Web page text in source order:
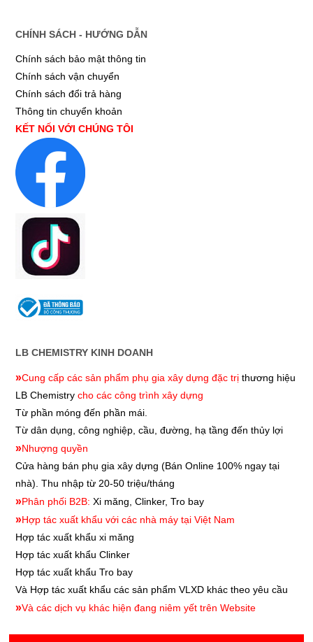
CHÍNH SÁCH - HƯỚNG DẪN
Chính sách bảo mật thông tin
Chính sách vận chuyển
Chính sách đổi trả hàng
Thông tin chuyển khoản
KẾT NỐI VỚI CHÚNG TÔI
LB CHEMISTRY KINH DOANH
»Cung cấp các sản phẩm phụ gia xây dựng đặc trị thương hiệu
LB Chemistrycho các công trình xây dựng
Từ phần móng đến phần mái.
Từ dân dụng, công nghiệp, cầu, đường, hạ tầng đến thủy lợi
»Nhượng quyền
Cửa hàng bán phụ gia xây dựng (Bán Online 100% ngay tại
nhà). Thu nhập từ 20-50 triệu/tháng
»Phân phối B2B: Xi măng, Clinker, Tro bay
»Hợp tác xuất khẩu với các nhà máy tại Việt Nam
Hợp tác xuất khẩu xi măng
Hợp tác xuất khẩu Clinker
Hợp tác xuất khẩu Tro bay
Và Hợp tác xuất khẩu các sản phẩm VLXD khác theo yêu cầu
»Và các dịch vụ khác hiện đang niêm yết trên Website